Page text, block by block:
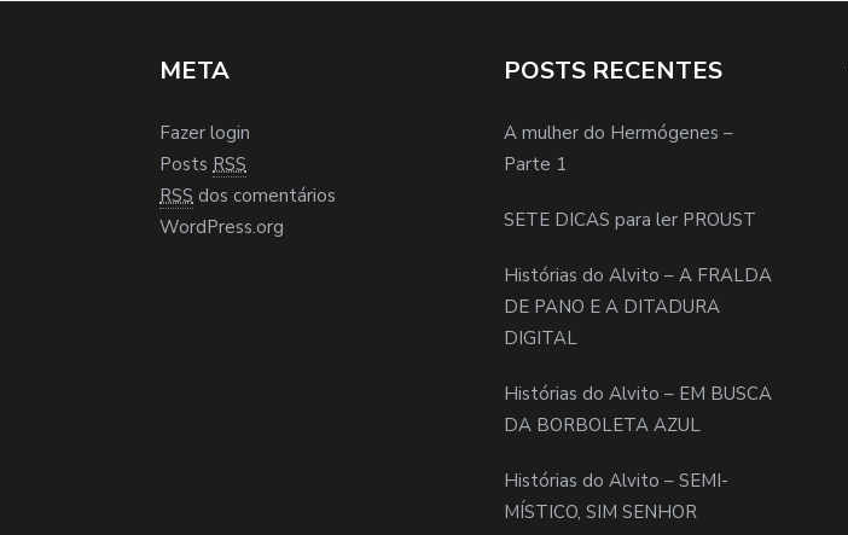
META
Fazer login
Posts RSS
RSS dos comentários
WordPress.org
POSTS RECENTES
A mulher do Hermógenes –
Parte 1
SETE DICAS para ler PROUST
Histórias do Alvito – A FRALDA
DE PANO E A DITADURA
DIGITAL
Histórias do Alvito – EM BUSCA
DA BORBOLETA AZUL
Histórias do Alvito – SEMI-
MÍSTICO, SIM SENHOR